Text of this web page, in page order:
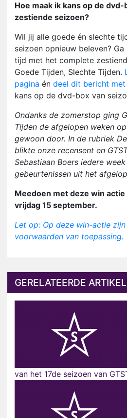
Hoe maak ik kans op de
zestiende seizoen?
Wil jij alle goede én slechte
seizoen opnieuw beleven?
tijd met het complete
Goede Tijden, Slechte Tijden.
pagina én deel dit bericht
kans op de dvd-box van
Ondanks de zomerstop ging
Tijden de afgelopen weken
gewoon door. In de rubriek
blikte onze recensent en
Sebastiaan Boers iedere
gebeurtenissen uit het
Meedoen met deze win
vrijdag 15 september.
Let op: Op deze win-actie
voorwaarden van toepassing.
GERELATEERDE
van het 17de seizoen van